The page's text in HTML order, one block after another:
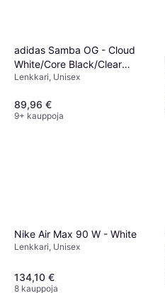
adidas Samba OG - Cloud
White/Core Black/Clear
Granite
Lenkkari, Unisex
89,96 €
9+ kauppoja
Nike Air Max 90 W - White
Lenkkari, Unisex
134,10 €
8 kauppoja